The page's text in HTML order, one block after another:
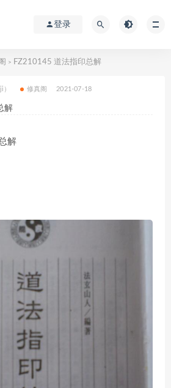
登录
> FZ210145 道法指印总解
修真阁 2021-07-18
解
解